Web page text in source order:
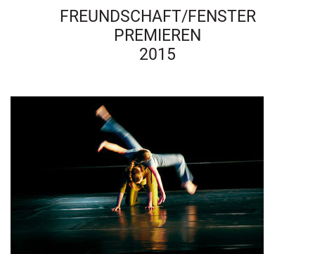
FREUNDSCHAFT/FENSTER
PREMIEREN
2015